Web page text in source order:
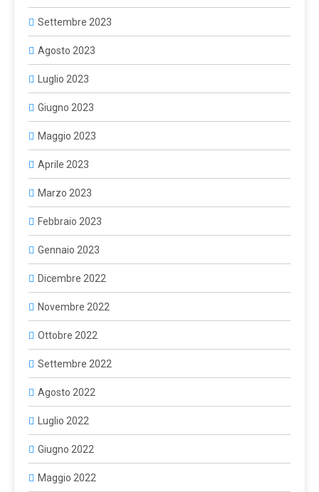
Settembre 2023
Agosto 2023
Luglio 2023
Giugno 2023
Maggio 2023
Aprile 2023
Marzo 2023
Febbraio 2023
Gennaio 2023
Dicembre 2022
Novembre 2022
Ottobre 2022
Settembre 2022
Agosto 2022
Luglio 2022
Giugno 2022
Maggio 2022